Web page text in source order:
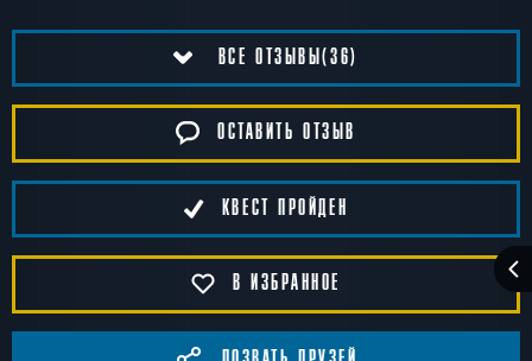
ВСЕ ОТЗЫВЫ(36)
ОСТАВИТЬ ОТЗЫВ
КВЕСТ ПРОЙДЕН
В ИЗБРАННОЕ